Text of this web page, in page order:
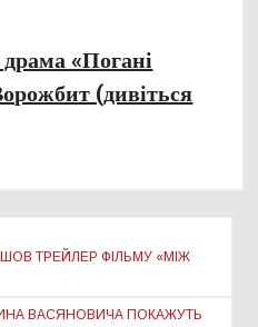
«Погані
(дивіться
ТРЕЙЛЕР ФІЛЬМУ «МІЖ
ВАСЯНОВИЧА ПОКАЖУТЬ